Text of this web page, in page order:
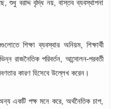
শুধু বরাদ্দ বৃদ্ধি নয়, বাস্তব ব্যবস্থাপনা
শিক্ষা ব্যবস্থার অনিয়ম, শিক্ষার্থী
রাজনৈতিক পরিবর্তন, আন্দোলন-পরবর্তী
কারণ হিসেবে উল্লেখ করেন।
একটি পক্ষ মনে করে, অর্থনৈতিক চাপ,